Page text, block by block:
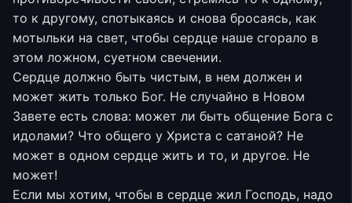
то к другому, спотыкаясь и снова бросаясь, как
мотыльки на свет, чтобы сердце наше сгорало в
этом ложном, суетном свечении.
Сердце должно быть чистым, в нем должен и
может жить только Бог. Не случайно в Новом
Завете есть слова: может ли быть общение Бога с
идолами? Что общего у Христа с сатаной? Не
может в одном сердце жить и то, и другое. Не
может!
Если мы хотим, чтобы в сердце жил Господь, надо